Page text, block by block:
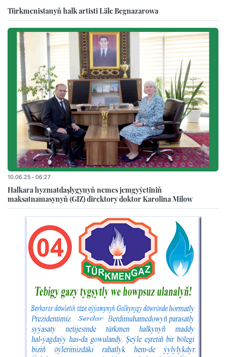
Türkmenistanyň halk artisti Läle Begnazarowa
10.06.25 - 06:27
Halkara hyzmatdaşlygynyň nemes jemgyýetiniň
maksatnamasynyň (GIZ) direktory doktor Karolina Milow